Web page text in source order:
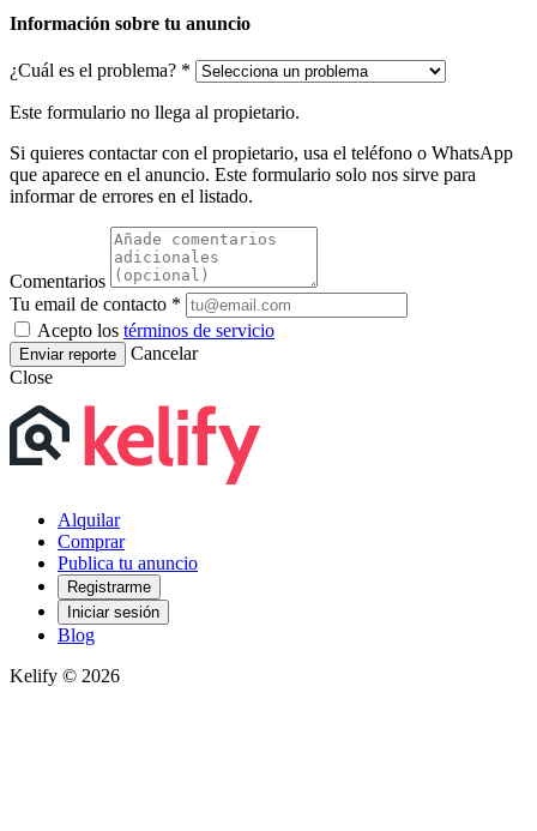
Información sobre tu anuncio
¿Cuál es el problema? *
Este formulario no llega al propietario.
Si quieres contactar con el propietario, usa el teléfono o WhatsApp
que aparece en el anuncio. Este formulario solo nos sirve para
informar de errores en el listado.
Comentarios
Tu email de contacto *
Acepto los términos de servicio
Enviar reporte
Cancelar
Close
Alquilar
Comprar
Publica tu anuncio
Registrarme
Iniciar sesión
Blog
Kelify © 2026